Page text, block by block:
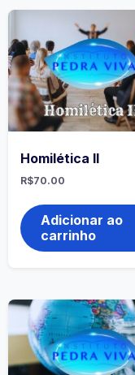
Homilética II
R$70.00
Adicionar ao
carrinho